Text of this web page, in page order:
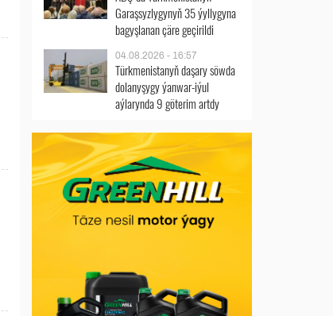
Garaşsyzlygynyň 35 ýyllygyna
bagyşlanan çäre geçirildi
04.08.2026 - 16:57
Türkmenistanyň daşary söwda
dolanyşygy ýanwar-iýul
aýlarynda 9 göterim artdy